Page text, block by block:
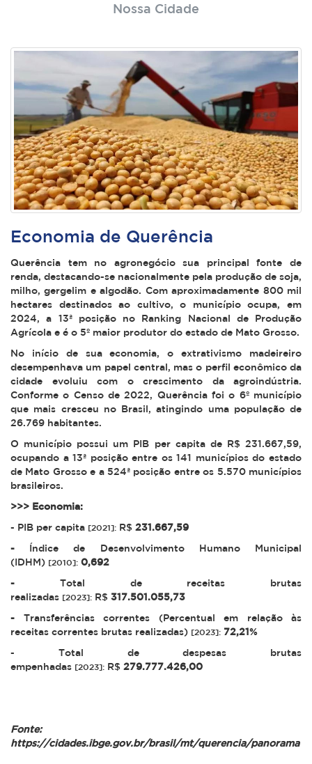
Nossa Cidade
Economia de Querência
Querência tem no agronegócio sua principal fonte de
renda, destacando-se nacionalmente pela produção de soja,
milho, gergelim e algodão. Com aproximadamente 800 mil
hectares destinados ao cultivo, o município ocupa, em
2024, a 13ª posição no Ranking Nacional de Produção
Agrícola e é o 5º maior produtor do estado de Mato Grosso.
No início de sua economia, o extrativismo madeireiro
desempenhava um papel central, mas o perfil econômico da
cidade evoluiu com o crescimento da agroindústria.
Conforme o Censo de 2022, Querência foi o 6º município
que mais cresceu no Brasil, atingindo uma população de
26.769 habitantes.
O município possui um PIB per capita de R$ 231.667,59,
ocupando a 13ª posição entre os 141 municípios do estado
de Mato Grosso e a 524ª posição entre os 5.570 municípios
brasileiros.
>>> Economia:
- PIB per capita [2021]: R$ 231.667,59
- Índice de Desenvolvimento Humano Municipal
(IDHM) [2010]: 0,692
- Total de receitas brutas
realizadas [2023]: R$ 317.501.055,73
- Transferências correntes (Percentual em relação às
receitas correntes brutas realizadas) [2023]: 72,21%
- Total de despesas brutas
empenhadas [2023]: R$ 279.777.426,00
Fonte:
https://cidades.ibge.gov.br/brasil/mt/querencia/panorama